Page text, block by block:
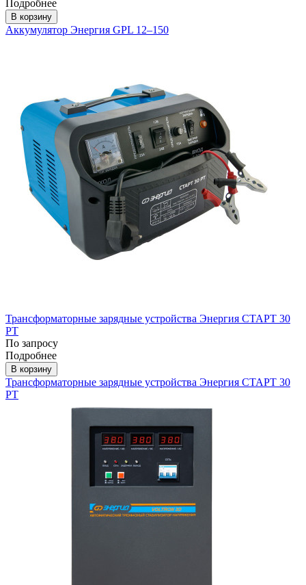
Подробнее
В корзину
Аккумулятор Энергия GPL 12–150
Трансформаторные зарядные устройства Энергия СТАРТ 30
РТ
По запросу
Подробнее
В корзину
Трансформаторные зарядные устройства Энергия СТАРТ 30
РТ